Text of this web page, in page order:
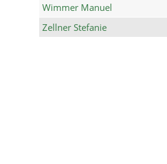
Wimmer Manuel
Zellner Stefanie